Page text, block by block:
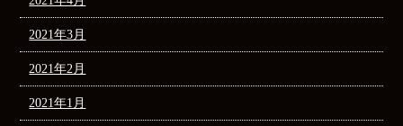
2021年3月
2021年2月
2021年1月